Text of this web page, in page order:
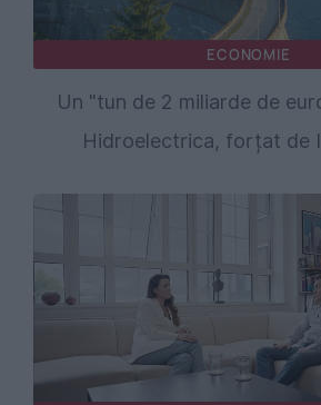
ECONOMIE
Un "tun de 2 miliarde de
Hidroelectrica, forțat de